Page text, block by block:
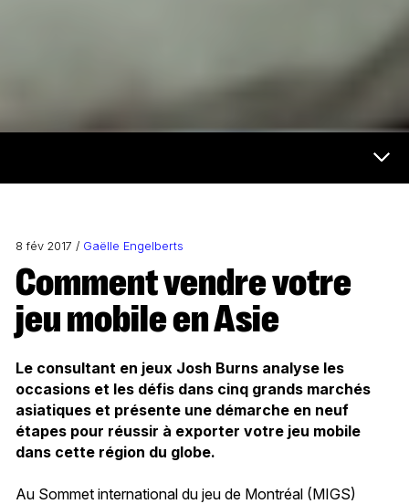
8 fév 2017 / Gaëlle Engelberts
Comment vendre votre
jeu mobile en Asie
Le consultant en jeux Josh Burns analyse les
occasions et les défis dans cinq grands marchés
asiatiques et présente une démarche en neuf
étapes pour réussir à exporter votre jeu mobile
dans cette région du globe.
Au Sommet international du jeu de Montréal (MIGS)